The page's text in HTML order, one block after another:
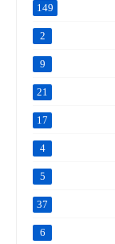
149
2
9
21
17
4
5
37
6